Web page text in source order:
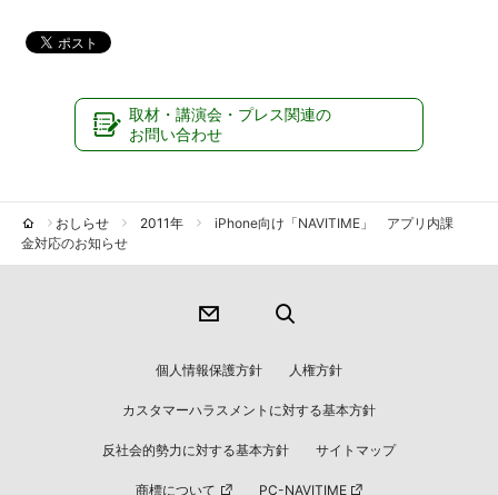
取材・講演会・プレス関連の
お問い合わせ
おしらせ 2011年
iPhone向け「NAVITIME」 アプリ内課
金対応のお知らせ
個人情報保護方針 人権方針
カスタマーハラスメントに対する基本方針
反社会的勢力に対する基本方針 サイトマップ
商標について PC-NAVITIME